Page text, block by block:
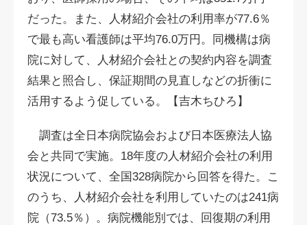
だった。また、人材紹介会社の利用率が77.6％
で最も高い看護師は平均76.0万円。同機構は病
院に対して、人材紹介会社との契約内容を調査
結果と照合し、保証期間の見直しなどの折衝に
活用するよう促している。【吉木ちひろ】
調査は全日本病院協会および日本医療法人協
会と共同で実施。18年度の人材紹介会社の利用
状況について、全国328病院から回答を得た。こ
のうち、人材紹介会社を利用していたのは241病
院（73.5％）。病院機能別では、回復期の利用